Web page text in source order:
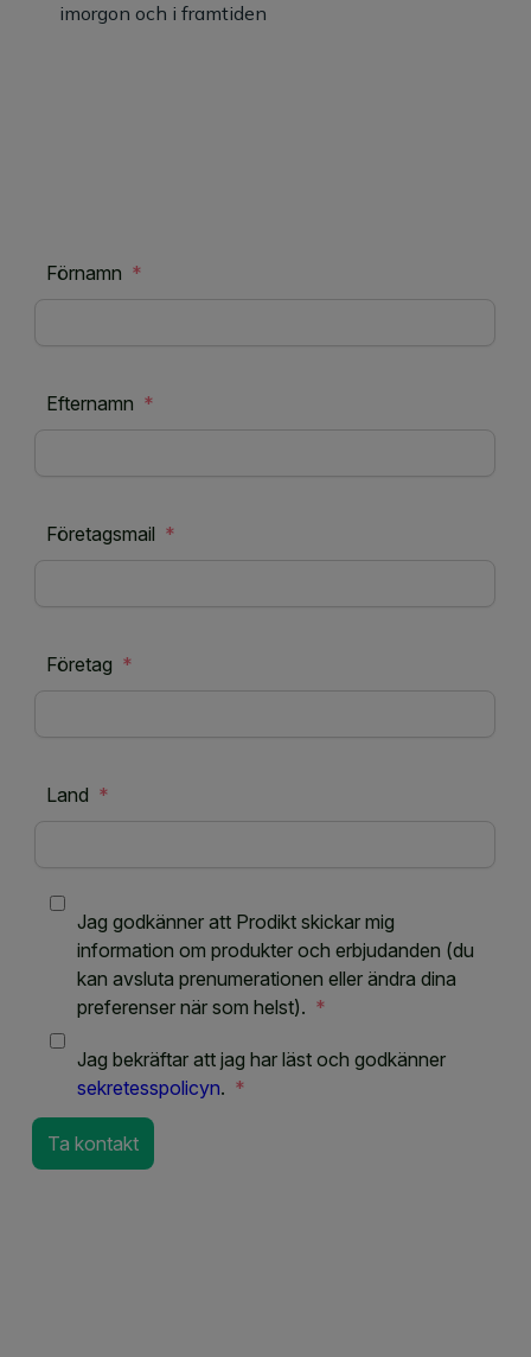
imorgon och i framtiden